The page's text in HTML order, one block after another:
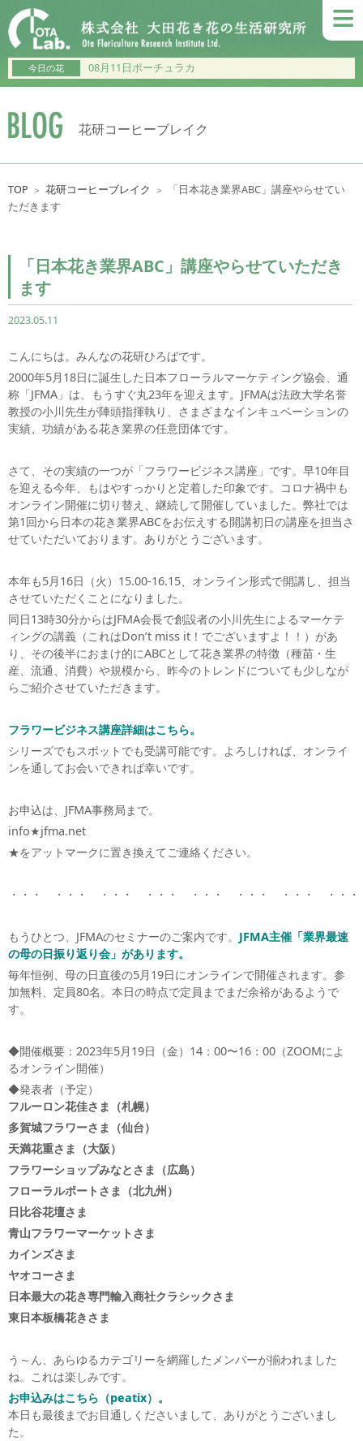
≡
今日の花 08月11日ポーチュラカ
花研コーヒーブレイク
TOP ＞ 花研コーヒーブレイク ＞
「日本花き業界ABC」講座やらせてい
ただきます
「日本花き業界ABC」講座やらせていただき
ます
2023.05.11
こんにちは。みんなの花研ひろばです。
2000年5月18日に誕生した日本フローラルマーケティング協会、通
称「JFMA」は、もうすぐ丸23年を迎えます。JFMAは法政大学名誉
教授の小川先生が陣頭指揮執り、さまざまなインキュベーションの
実績、功績がある花き業界の任意団体です。
さて、その実績の一つが「フラワービジネス講座」です。早10年目
を迎える今年、もはやすっかりと定着した印象です。コロナ禍中も
オンライン開催に切り替え、継続して開催していました。弊社では
第1回から日本の花き業界ABCをお伝えする開講初日の講座を担当さ
せていただいております。ありがとうございます。
本年も5月16日（火）15.00-16.15、オンライン形式で開講し、担当
させていただくことになりました。
同日13時30分からはJFMA会長で創設者の小川先生によるマーケテ
ィングの講義（これはDon’t miss it！でございますよ！！）があ
り、その後半におまけ的にABCとして花き業界の特徴（種苗・生
産、流通、消費）や規模から、昨今のトレンドについても少しなが
らご紹介させていただきます。
フラワービジネス講座詳細はこちら。
シリーズでもスポットでも受講可能です。よろしければ、オンライ
ンを通してお会いできれば幸いです。
お申込は、JFMA事務局まで。
info★jfma.net
★をアットマークに置き換えてご連絡ください。
・・・ ・・・ ・・・ ・・・ ・・・ ・・・ ・・・ ・・・
もうひとつ、JFMAのセミナーのご案内です。 JFMA主催「業界最速
の母の日振り返り会」があります。
毎年恒例、母の日直後の5月19日にオンラインで開催されます。参
加無料、定員80名。本日の時点で定員までまだ余裕があるようで
す。
◆開催概要：2023年5月19日（金）14：00〜16：00（ZOOMによ
るオンライン開催）
◆発表者（予定）
フルーロン花佳さま（札幌）
多賀城フラワーさま（仙台）
天満花重さま（大阪）
フラワーショップみなとさま（広島）
フローラルポートさま（北九州）
日比谷花壇さま
青山フラワーマーケットさま
カインズさま
ヤオコーさま
日本最大の花き専門輸入商社クラシックさま
東日本板橋花きさま
う～ん、あらゆるカテゴリーを網羅したメンバーが揃われました
ね。これは楽しみです。
お申込みはこちら（peatix）。
本日も最後までお目通しくださいまして、ありがとうございまし
た。